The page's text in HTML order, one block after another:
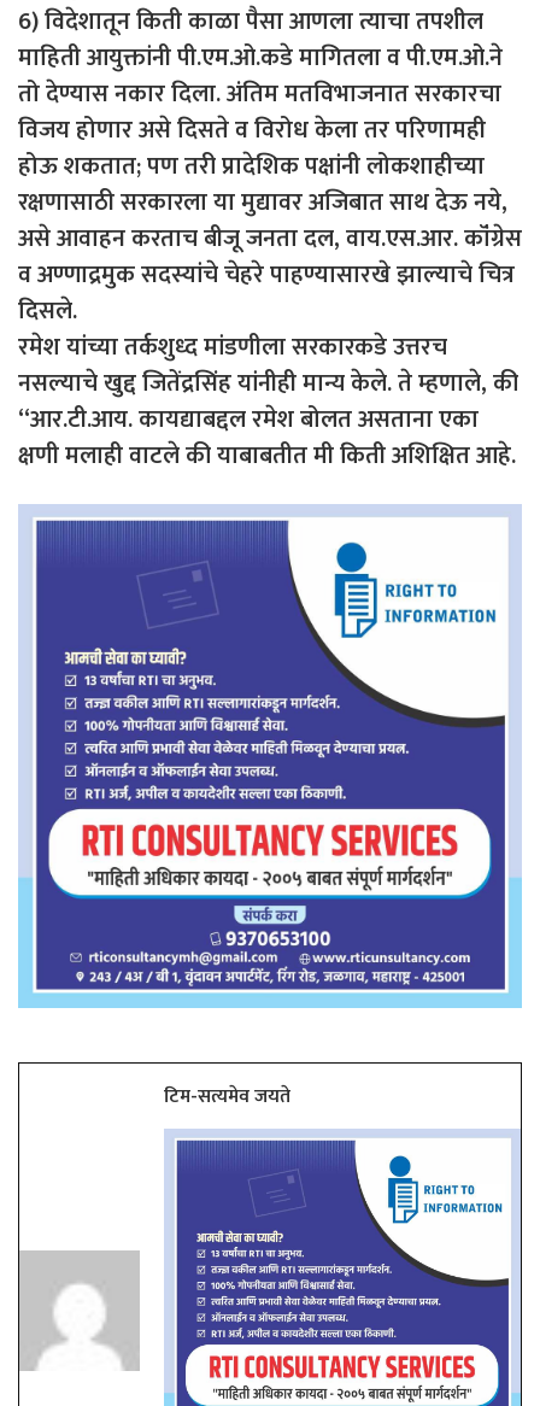
6) विदेशातून किती काळा पैसा आणला त्याचा तपशील
माहिती आयुक्तांनी पी.एम.ओ.कडे मागितला व पी.एम.ओ.ने
तो देण्यास नकार दिला. अंतिम मतविभाजनात सरकारचा
विजय होणार असे दिसते व विरोध केला तर परिणामही
होऊ शकतात; पण तरी प्रादेशिक पक्षांनी लोकशाहीच्या
रक्षणासाठी सरकारला या मुद्यावर अजिबात साथ देऊ नये,
असे आवाहन करताच बीजू जनता दल, वाय.एस.आर. कॉंग्रेस
व अण्णाद्रमुक सदस्यांचे चेहरे पाहण्यासारखे झाल्याचे चित्र
दिसले.
रमेश यांच्या तर्कशुध्द मांडणीला सरकारकडे उत्तरच
नसल्याचे खुद्द जितेंद्रसिंह यांनीही मान्य केले. ते म्हणाले, की
“आर.टी.आय. कायद्याबद्दल रमेश बोलत असताना एका
क्षणी मलाही वाटले की याबाबतीत मी किती अशिक्षित आहे.
टिम-सत्यमेव जयते